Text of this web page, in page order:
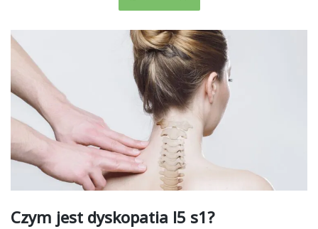
Czym jest dyskopatia l5 s1?